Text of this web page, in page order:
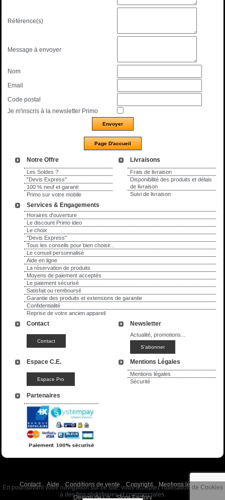
Notre Offre
Les Soldes ?
"Devis Express"
100 % neuf et garanti
Primo sur votre mobile
Livraisons
Frais de livraison
Disponibilité des produits et délais
de livraison
Suivi de livraison
Services & Engagements
Horaires d'ouverture
Le discount Primo ideo
Le choix
"Devis Express"
Tous les conseils pour bien choisir...
Le conseil personnalisé
Aide en ligne
La réservation de produits
Moyens de paiement acceptés
Le paiement sécurisé
Satisfait ou remboursé
Garantie des produits et extensions de garantie
Confidentialité
Reprise de votre ancien appareil
Contact Newsletter
Actualité, promotions...
Espace C.E. Mentions Légales
Mentions légales
Sécurité
Partenaires
Référence(s)
Message à envoyer
Nom
Email
Code postal
Je m'inscris à la newsletter Primo
Contact Aide Conditions de vente Copyright
Mentions légales
Design de Lo
Store Factory
En poursuivant votre navigation sur ce site, vous acceptez l'utilisation de Cookies
à des fins statistiques et commerciales.